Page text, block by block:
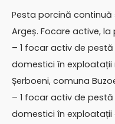
Pesta porcină continuă
Argeș. Focare active,
– 1 focar activ de
domestici în
Șerboeni, comuna
– 1 focar activ de
domestici în